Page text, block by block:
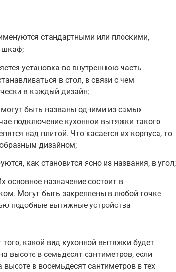
стандартными или плоскими,
шкаф;
установка во внутреннюю часть
в стол, в связи с чем
в каждый дизайн;
быть названы одними из самых
подключение кухонной вытяжки такого
над плитой. Что касается их корпуса, то
дизайном;
как становится ясно из названия, в угол;
основное назначение состоит в
Могут быть закреплены в любой точке
подобные вытяжные устройства
какой вид кухонной вытяжки будет
высоте в семьдесят сантиметров, если
высоте в восемьдесят сантиметров в тех